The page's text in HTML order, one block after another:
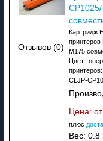
Отзывов (0)
Картридж
M175
Цвет
CLJP-
Цена: от
плюс
Вес: 0.8